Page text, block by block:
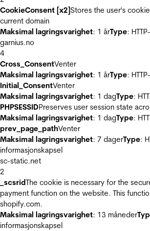
CookieConsent [x2]Stores the user's
current domain
Maksimal lagringsvarighet: 1 årType:
garnius.no
4
Cross_ConsentVenter
Maksimal lagringsvarighet: 1 årType:
Initial_ConsentVenter
Maksimal lagringsvarighet: 1 dagType:
PHPSESSIDPreserves user session state
Maksimal lagringsvarighet: 1 dagType:
prev_page_pathVenter
Maksimal lagringsvarighet: 7 dagerType:
informasjonskapsel
sc-static.net
2
_scsridThe cookie is necessary for the
payment function on the website. This
shopify.com.
Maksimal lagringsvarighet: 13 måneder
informasjonskapsel